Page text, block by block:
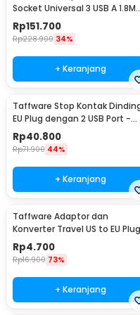
yang efisien memastikan
tidak perlu bergantung pada
ANENG AC10+ ideal untuk
atau saat melakukan survei
Kelengkapan Produk
Rincian yang Anda dapatkan
1 x ANENG Smart Socket
Report 90-250V - AC10+
1 x Panduan Penggunaan
Socket Universal 3 USB A 1.8M
250V 2500W - XMCXB01QMN
(ORIGINAL)
Rp151.700
Rp228.900 34%
+ Keranjang
Taffware Stop Kontak
EU Plug dengan 2 USB Port -
SCN2
Rp40.800
Rp71.900 44%
+ Keranjang
Taffware Adaptor dan
Konverter Travel US to EU Plug
10A 250V 1 PCS - WN-20
Rp4.700
Rp16.900 73%
+ Keranjang